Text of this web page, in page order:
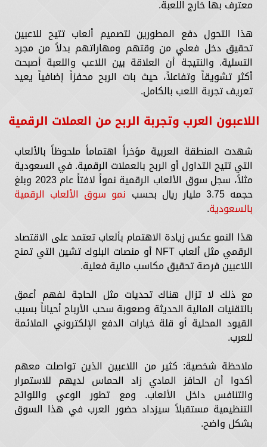
معترف بها خارج اللعبة.
هذا التحول دفع المطورين لتصميم ألعاب تتيح للاعبين
تحقيق دخل فعلي من وقتهم ومهاراتهم بدلاً من مجرد
التسلية. والنتيجة أن العلاقة بين اللاعب واللعبة أصبحت
أكثر تشويقاً وتفاعلاً، حيث بات الربح محفزاً إضافياً يعيد
تعريف تجربة اللعب بالكامل.
اللاعبون العرب وتجربة الربح من العملات الرقمية
شهدت المنطقة العربية مؤخراً اهتماماً ملحوظاً بالألعاب
التي تتيح التداول أو الربح بالعملات الرقمية. في السعودية
مثلاً، سجل سوق الألعاب الرقمية نمواً لافتاً عام 2023 وبلغ
حجمه 3.75 مليار ريال بحسب نمو سوق الألعاب الرقمية
بالسعودية.
هذا النمو عكس زيادة الاهتمام بألعاب تعتمد على الاقتصاد
الرقمي مثل ألعاب NFT أو منصات البلوك تشين التي تمنح
اللاعبين فرصة تحقيق مكاسب مالية فعلية.
مع ذلك لا تزال هناك تحديات مثل الحاجة لفهم أعمق
بالتقنيات المالية الحديثة وصعوبة سحب الأرباح أحياناً بسبب
القيود المحلية أو قلة خيارات الدفع الإلكتروني الملائمة
للعرب.
ملاحظة شخصية: كثير من اللاعبين الذين تواصلت معهم
أكدوا أن الحافز المادي زاد الحماس لديهم للاستمرار
والتنافس داخل الألعاب. ومع تطور الوعي واللوائح
التنظيمية مستقبلاً سيزداد حضور العرب في هذا السوق
بشكل واضح.